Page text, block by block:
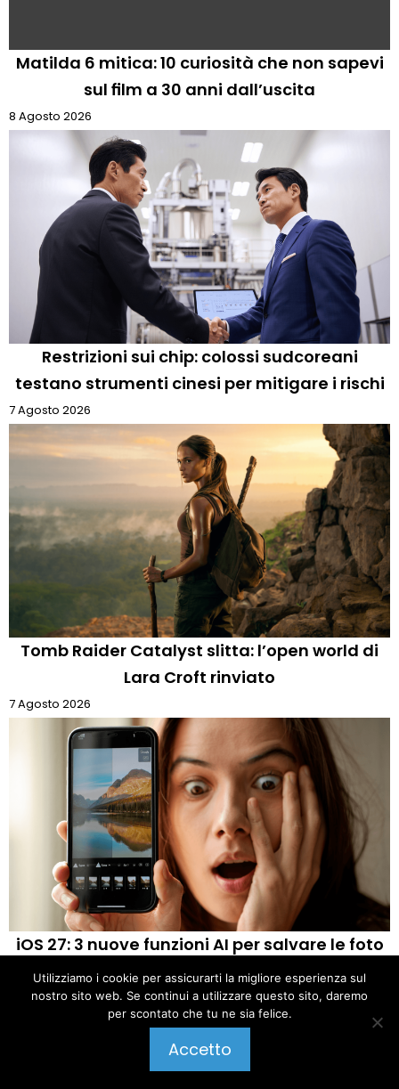
Matilda 6 mitica: 10 curiosità che non sapevi
sul film a 30 anni dall’uscita
8 Agosto 2026
Restrizioni sui chip: colossi sudcoreani
testano strumenti cinesi per mitigare i rischi
7 Agosto 2026
Tomb Raider Catalyst slitta: l’open world di
Lara Croft rinviato
7 Agosto 2026
iOS 27: 3 nuove funzioni AI per salvare le foto
rovinate
7 Agosto 2026
Pubblica un commento
Utilizziamo i cookie per assicurarti la migliore esperienza sul
nostro sito web. Se continui a utilizzare questo sito, daremo
per scontato che tu ne sia felice.
Accetto